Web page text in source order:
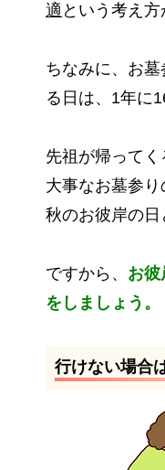
適 という考え方
ちなみに、お
る日は、1年に
先祖が帰って
大事なお墓参
秋のお彼岸の日
ですから、 お彼
をしましょう。
行けない場合